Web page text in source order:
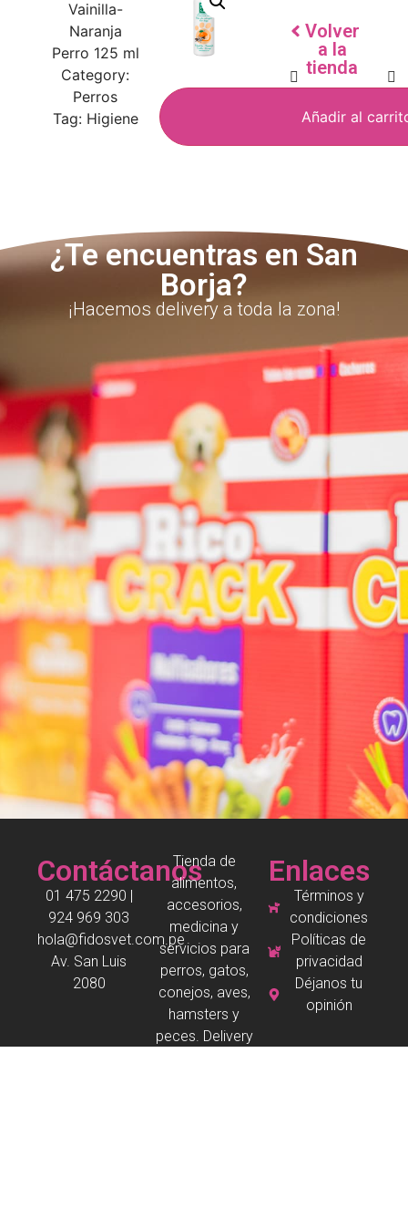
Vainilla-
Naranja
Perro 125 ml
Category:
Perros
Tag: Higiene Añadir al
Volver
a la
tienda
¿Te encuentras en San
Borja?
¡Hacemos delivery a toda la zona!
Contáctanos
01 475 2290 |
924 969 303
hola@fidosvet.com.pe
Av. San Luis
2080
Tienda de
alimentos,
accesorios,
medicina y
servicios para
perros, gatos,
conejos, aves,
hamsters y
peces. Delivery
Enlaces
Términos y
condiciones
Políticas de
privacidad
Déjanos tu
opinión